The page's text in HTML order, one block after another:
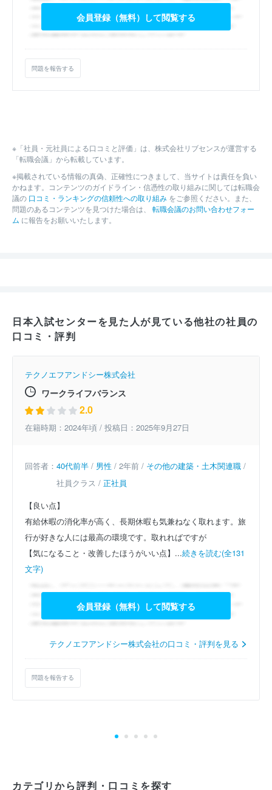
会員登録（無料）して閲覧する
問題を報告する
※「社員・元社員による口コミと評価」は、株式会社リブセンスが運営する
「転職会議」から転載しています。
※掲載されている情報の真偽、正確性につきまして、当サイトは責任を負い
かねます。コンテンツのガイドライン・信憑性の取り組みに関しては転職会
議の 口コミ・ランキングの信頼性への取り組み をご参照ください。また、
問題のあるコンテンツを見つけた場合は、 転職会議のお問い合わせフォー
ム に報告をお願いいたします。
日本入試センターを見た人が見ている他社の社員の
口コミ・評判
テクノエフアンドシー株式会社
ワークライフバランス
2.0
在籍時期：2024年頃 / 投稿日：2025年9月27日
回答者： 40代前半 / 男性 / 2年前 / その他の建築・土木関連職 /
社員クラス / 正社員
【良い点】
有給休暇の消化率が高く、長期休暇も気兼ねなく取れます。旅
行が好きな人には最高の環境です。取れればですが
【気になること・改善したほうがいい点】...続きを読む(全131
文字)
会員登録（無料）して閲覧する
テクノエフアンドシー株式会社の口コミ・評判を見る
問題を報告する
カテゴリから評判・口コミを探す